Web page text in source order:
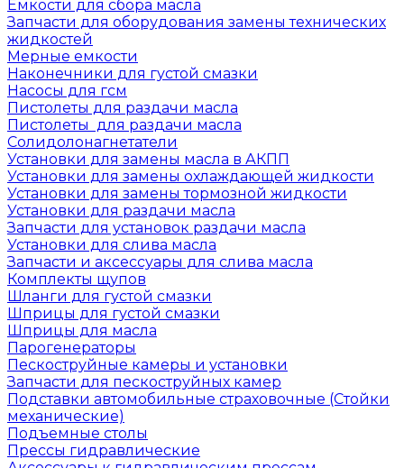
Емкости для сбора масла
Запчасти для оборудования замены технических
жидкостей
Мерные емкости
Наконечники для густой смазки
Насосы для гсм
Пистолеты для раздачи масла
Пистолеты для раздачи масла
Солидолонагнетатели
Установки для замены масла в АКПП
Установки для замены охлаждающей жидкости
Установки для замены тормозной жидкости
Установки для раздачи масла
Запчасти для установок раздачи масла
Установки для слива масла
Запчасти и аксессуары для слива масла
Комплекты щупов
Шланги для густой смазки
Шприцы для густой смазки
Шприцы для масла
Парогенераторы
Пескоструйные камеры и установки
Запчасти для пескоструйных камер
Подставки автомобильные страховочные (Стойки
механические)
Подъемные столы
Прессы гидравлические